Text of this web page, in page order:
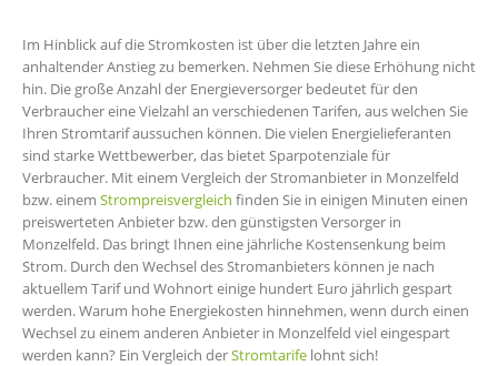
Im Hinblick auf die Stromkosten ist über die letzten Jahre ein
anhaltender Anstieg zu bemerken. Nehmen Sie diese Erhöhung nicht
hin. Die große Anzahl der Energieversorger bedeutet für den
Verbraucher eine Vielzahl an verschiedenen Tarifen, aus welchen Sie
Ihren Stromtarif aussuchen können. Die vielen Energielieferanten
sind starke Wettbewerber, das bietet Sparpotenziale für
Verbraucher. Mit einem Vergleich der Stromanbieter in Monzelfeld
bzw. einem Strompreisvergleich finden Sie in einigen Minuten einen
preiswerteten Anbieter bzw. den günstigsten Versorger in
Monzelfeld. Das bringt Ihnen eine jährliche Kostensenkung beim
Strom. Durch den Wechsel des Stromanbieters können je nach
aktuellem Tarif und Wohnort einige hundert Euro jährlich gespart
werden. Warum hohe Energiekosten hinnehmen, wenn durch einen
Wechsel zu einem anderen Anbieter in Monzelfeld viel eingespart
werden kann? Ein Vergleich derStromtarife lohnt sich!